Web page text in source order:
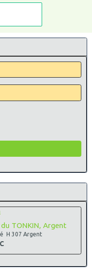
TONKIN, Argent
H 307 Argent